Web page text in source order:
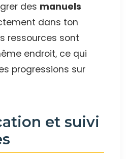
des manuels
dans ton
ressources sont
endroit, ce qui
progressions sur
et suivi